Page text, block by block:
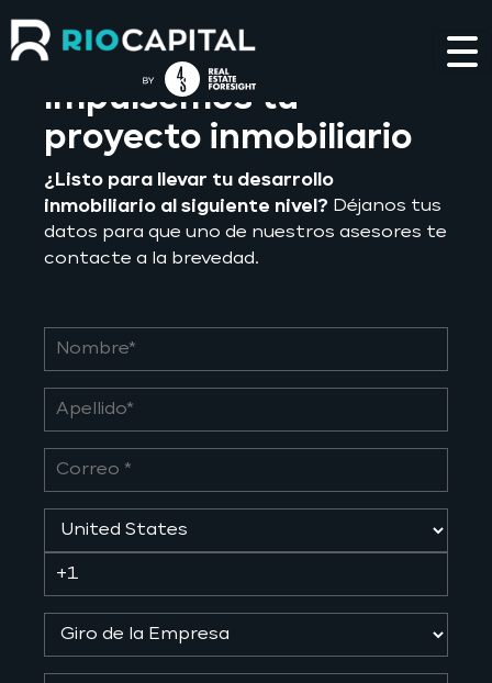
Impulsemos tu
proyecto inmobiliario
¿Listo para llevar tu desarrollo
inmobiliario al siguiente nivel? Déjanos tus
datos para que uno de nuestros asesores te
contacte a la brevedad.